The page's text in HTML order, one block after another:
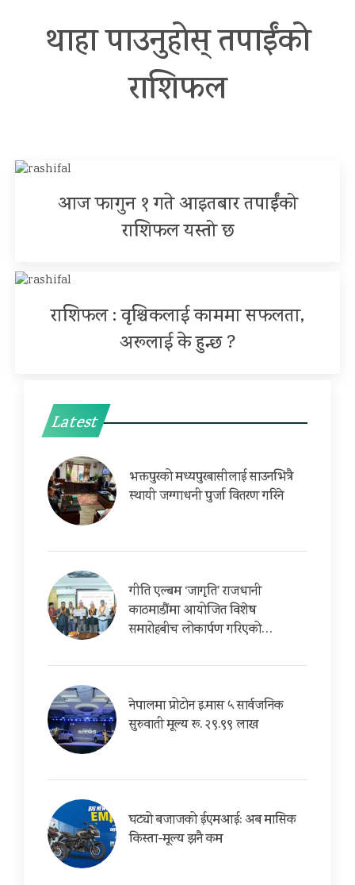
थाहा पाउनुहाेस् तपाईंकाे
राशिफल
आज फागुन १ गते आइतबार तपाईंको
राशिफल यस्तो छ
राशिफल : वृश्चिकलाई काममा सफलता,
अरूलाई के हुन्छ ?
Latest
भक्तपुरको मध्यपुरबासीलाई साउनभित्रै
स्थायी जग्गाधनी पुर्जा वितरण गरिने
गीति एल्बम ‘जागृति’ राजधानी
काठमाडौंमा आयोजित विशेष
समारोहबीच लोकार्पण गरिएको…
नेपालमा प्रोटोन इ.मास ५ सार्वजनिक
सुरुवाती मूल्य रू. २९.९९ लाख
घट्यो बजाजको ईएमआई: अब मासिक
किस्ता-मूल्य झनै कम